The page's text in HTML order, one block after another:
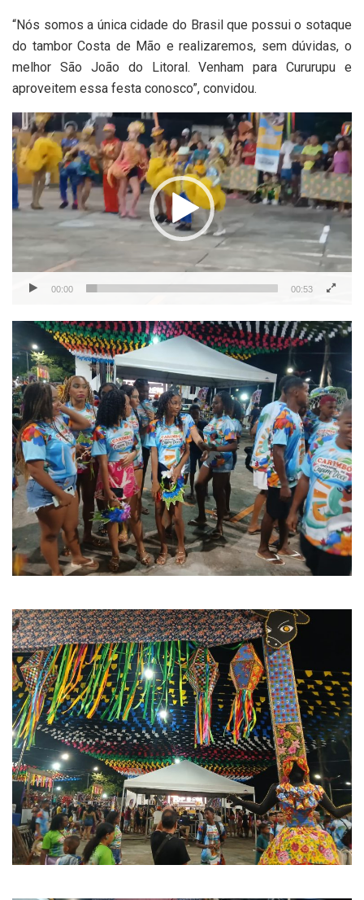
“Nós somos a única cidade do Brasil que possui o sotaque
do tambor Costa de Mão e realizaremos, sem dúvidas, o
melhor São João do Litoral. Venham para Cururupu e
aproveitem essa festa conosco”, convidou.
Tocador
de
vídeo
00:00 00:53